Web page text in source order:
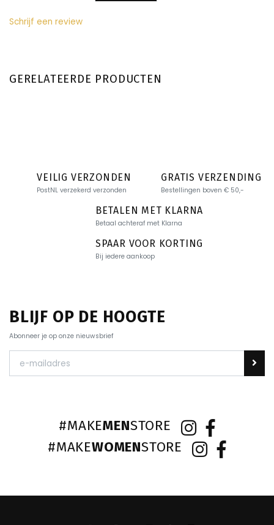
Schrijf een review
GERELATEERDE PRODUCTEN
VEILIG VERZONDEN
PostNL verzekerd verzonden
GRATIS VERZENDING
Bestellingen boven € 50,-
BETALEN MET KLARNA
Betaal achteraf met Klarna
SPAAR VOOR KORTING
Bij iedere aankoop
BLIJF OP DE HOOGTE
Abonneer je op onze nieuwsbrief
#MAKEMENSTORE
#MAKEWOMENSTORE